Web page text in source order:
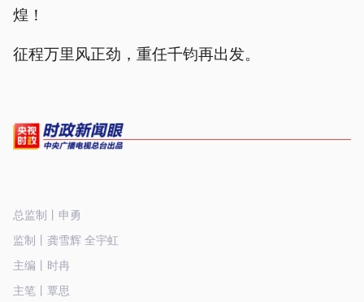
煌！
征程万里风正劲，重任千钧再出发。
总监制丨申勇
监制丨龚雪辉 全宇虹
主编丨时冉
主笔丨覃思